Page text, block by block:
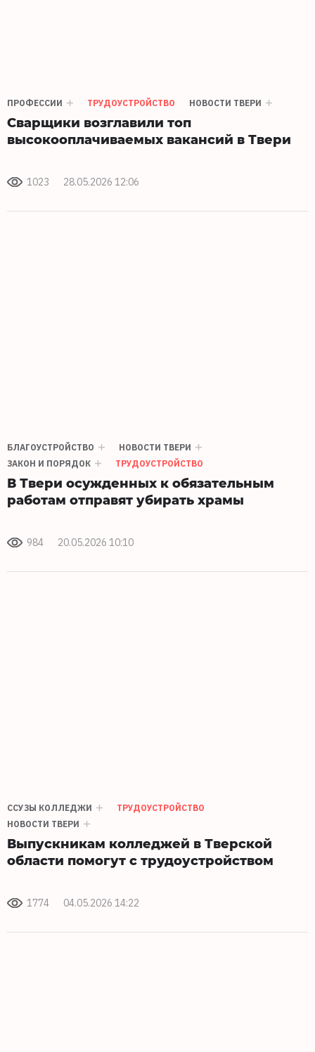
ПРОФЕССИИ ТРУДОУСТРОЙСТВО НОВОСТИ ТВЕРИ
Сварщики возглавили топ
высокооплачиваемых вакансий в Твери
1023 28.05.2026 12:06
БЛАГОУСТРОЙСТВО
НОВОСТИ ТВЕРИ
ЗАКОН И ПОРЯДОК
ТРУДОУСТРОЙСТВО
В Твери осужденных к обязательным
работам отправят убирать храмы
984 20.05.2026 10:10
ССУЗЫ КОЛЛЕДЖИ
ТРУДОУСТРОЙСТВО
НОВОСТИ ТВЕРИ
Выпускникам колледжей в Тверской
области помогут с трудоустройством
1774 04.05.2026 14:22